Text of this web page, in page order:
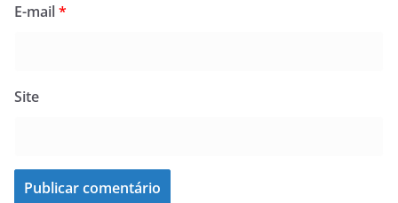
E-mail*
Site